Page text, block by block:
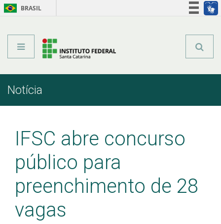
BRASIL
NotíciaInício
IFSC abre concurso
público para
preenchimento de 28
vagas